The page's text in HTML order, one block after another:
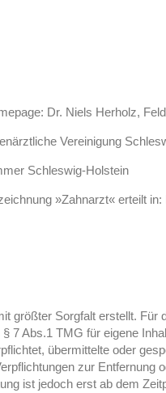
Dr. Niels Herholz,
Vereinigung
Schleswig-Holstein
»Zahnarzt« erteilt
größter Sorgfalt erstellt.
7 Abs.1 TMG für eigene
übermittelte oder
zur
ist jedoch erst ab dem